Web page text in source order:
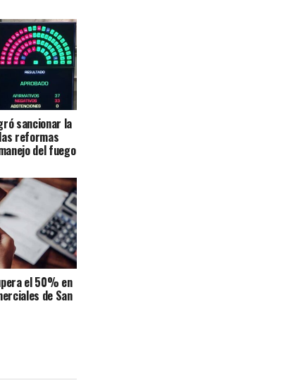
sancionar la
reformas
del fuego
el 50% en
de San